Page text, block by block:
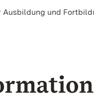
Ausbildung und